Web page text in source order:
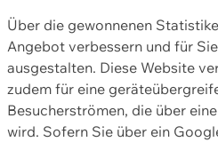
Über die gewonnenen
Angebot verbessern und für
ausgestalten. Diese Website
zudem für eine
Besucherströmen, die über
wird. Sofern Sie über ein